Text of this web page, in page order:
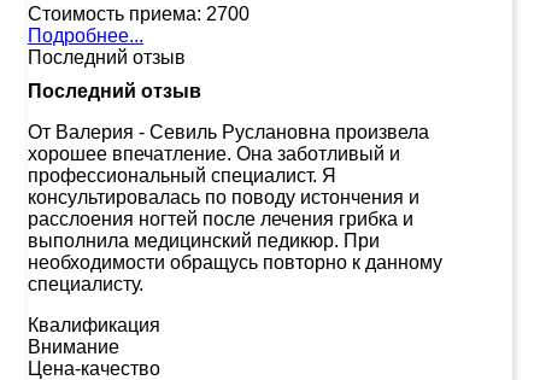
Стоимость приема: 2700
Подробнее...
Последний отзыв
Последний отзыв
От Валерия - Севиль Руслановна произвела
хорошее впечатление. Она заботливый и
профессиональный специалист. Я
консультировалась по поводу истончения и
расслоения ногтей после лечения грибка и
выполнила медицинский педикюр. При
необходимости обращусь повторно к данному
специалисту.
Квалификация
Внимание
Цена-качество